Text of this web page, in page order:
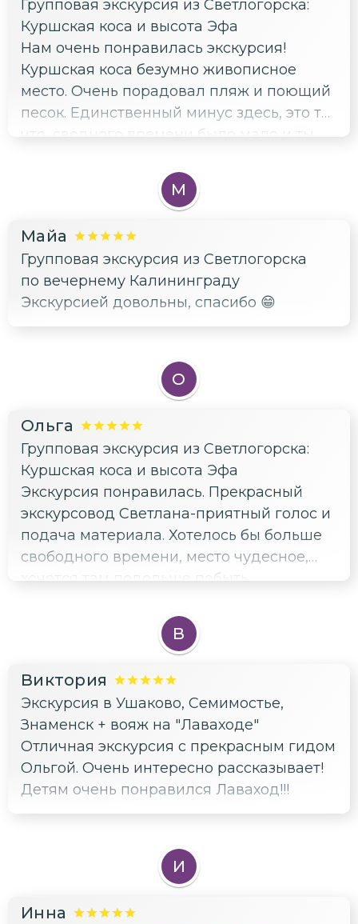
Групповая экскурсия из Светлогорска:
Куршская коса и высота Эфа
Нам очень понравилась экскурсия!
Куршская коса безумно живописное
место. Очень порадовал пляж и поющий
песок. Единственный минус здесь, это то
что, сводного времени было мало и ты
искупаться в Балтике и еще залезть на
высоту Эфа. 1 часа 45 минут прям
ознакомительная по большей части, но
всё равно провести времени в таком
прекрасном месте хочется на часик
побольше. Также хочется отметить
прям то что вам надо. Еще можно
посмотреть, как переплетаются корни
ознакомительная экскурсия огонь 🔥
Если сомневаетесь надо оно вам или нет,
берите, не пожалеете. А если уже были,
то конечно лучше ехать самому и на
целый день
М
Майа
Групповая экскурсия из Светлогорска
по вечернему Калининграду
Экскурсией довольны, спасибо 😁
О
Ольга
Групповая экскурсия из Светлогорска:
Куршская коса и высота Эфа
Экскурсия понравилась. Прекрасный
экскурсовод Светлана-приятный голос и
подача материала. Хотелось бы больше
свободного времени, место чудесное,
хочется там подольше побыть.
В
Виктория
Экскурсия в Ушаково, Семимостье,
Знаменск + вояж на "Лаваходе"
Отличная экскурсия с прекрасным гидом
Ольгой. Очень интересно рассказывает!
Детям очень понравился Лаваход!!!
И
Инна